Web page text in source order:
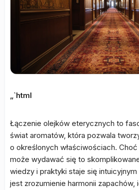
„`html
Łączenie olejków eterycznych to
świat aromatów, która pozwala
o określonych właściwościach.
może wydawać się to
wiedzy i praktyki staje się
jest zrozumienie harmonii zapachów,